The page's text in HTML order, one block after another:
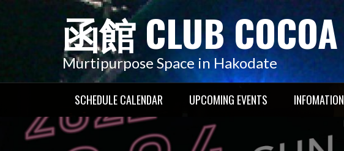
へ
函館 CLUB COCOA
Murtipurpose Space in Hakodate
SCHEDULE CALENDAR UPCOMING EVENTS INFOMATION